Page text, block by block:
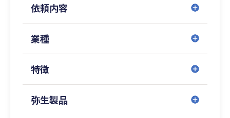
依頼内容
業種
特徴
弥生製品